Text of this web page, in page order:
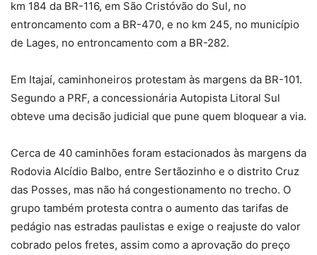
km 184 da BR-116, em São Cristóvão do Sul, no
entroncamento com a BR-470, e no km 245, no município
de Lages, no entroncamento com a BR-282.
Em Itajaí, caminhoneiros protestam às margens da BR-101.
Segundo a PRF, a concessionária Autopista Litoral Sul
obteve uma decisão judicial que pune quem bloquear a via.
Cerca de 40 caminhões foram estacionados às margens da
Rodovia Alcídio Balbo, entre Sertãozinho e o distrito Cruz
das Posses, mas não há congestionamento no trecho. O
grupo também protesta contra o aumento das tarifas de
pedágio nas estradas paulistas e exige o reajuste do valor
cobrado pelos fretes, assim como a aprovação do preço